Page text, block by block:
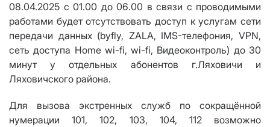
08.04.2025 с 01.00 до 06.00 в связи с проводимыми
работами будет отсутствовать доступ к услугам сети
передачи данных(byfly, ZALA, IMS-телефония, VPN,
сеть доступа Home wi-fi, wi-fi, Видеоконтроль) до 30
минут у отдельных абонентов г.Ляховичи и
Ляховичского района.
Для вызова экстренных служб по сокращённой
нумерации 101, 102, 103, 104, 112 возможно